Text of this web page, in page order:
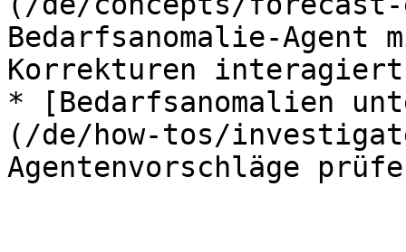
Bedarfsanomalie-Agent
Korrekturen
* [Bedarfsanomalien
(/de/how-tos/